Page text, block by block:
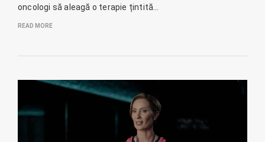
oncologi să aleagă o terapie țintită…
READ MORE